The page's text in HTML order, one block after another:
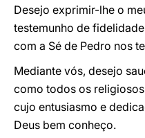
Desejo exprimir-lhe o
testemunho de
com a Sé de Pedro nos
Mediante vós, desejo
como todos os
cujo entusiasmo e
Deus bem conheço.